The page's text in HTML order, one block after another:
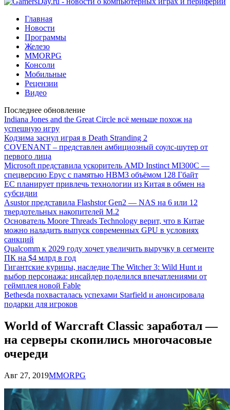
Главная
Новости
Программы
Железо
MMORPG
Консоли
Мобильные
Рецензии
Видео
Последнее обновление
Indiana Jones and the Great Circle всё меньше похож на
успешную игру
Кодзима заснул играя в Death Stranding 2
COVENANT – представлен амбициозный соулс-шутер от
первого лица
Microsoft представила ускоритель AMD Instinct MI300C —
спецверсию Epyc с памятью HBM3 объёмом 128 Гбайт
ЕС планирует привлечь технологии из Китая в обмен на
субсидии
Asustor представила Flashstor Gen2 — NAS на 6 или 12
твердотельных накопителей M.2
Основатель Moore Threads Technology верит, что в Китае
можно наладить выпуск современных GPU в условиях
санкций
Qualcomm к 2029 году хочет увеличить выручку в сегменте
ПК на $4 млрд в год
Гигантские курицы, наследие The Witcher 3: Wild Hunt и
выбор персонажа: инсайдер поделился впечатлениями от
геймплея новой Fable
Bethesda похвасталась успехами Starfield и анонсировала
подарки для игроков
World of Warcraft Classic заработал —
на серверы скопились многочасовые
очереди
Авг 27, 2019MMORPG